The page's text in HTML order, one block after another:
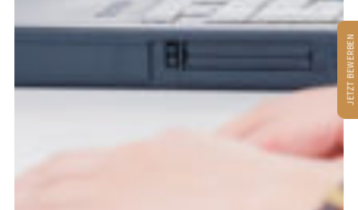
JETZT BEWERBEN